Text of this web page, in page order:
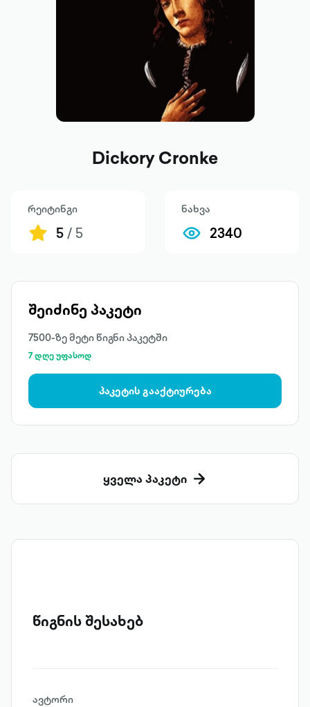
Dickory Cronke
რეიტინგი
5/ 5
ნახვა
2340
შეიძინე პაკეტი
7500-ზე მეტი წიგნი პაკეტში
7 დღე უფასოდ
პაკეტის გააქტიურება
ყველა პაკეტი
წიგნის შესახებ
ავტორი